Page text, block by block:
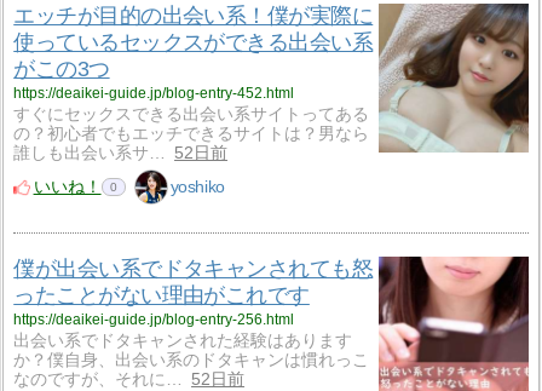
エッチが目的の出会い系！僕が実際に
使っているセックスができる出会い系
がこの3つ
https://deaikei-guide.jp/blog-entry-452.html
すぐにセックスできる出会い系サイトってある
の？初心者でもエッチできるサイトは？男なら
誰しも出会い系サ…
52日前
いいね！
0 yoshiko
僕が出会い系でドタキャンされても怒
ったことがない理由がこれです
https://deaikei-guide.jp/blog-entry-256.html
出会い系でドタキャンされた経験はあります
か？僕自身、出会い系のドタキャンは慣れっこ
なのですが、それに…
52日前